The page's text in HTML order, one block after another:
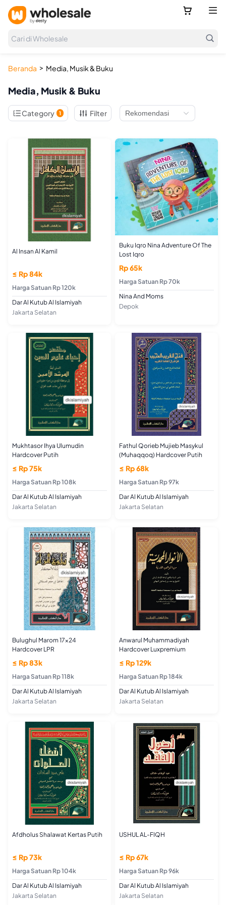
 
Cari di Wholesale 
Beranda > Media, Musik & Buku
Media, Musik & Buku
Category 1 Filter
Al Insan Al Kamil
≤ Rp 84k
Harga Satuan Rp 120k
Dar Al Kutub Al Islamiyah
Jakarta Selatan
Buku Iqro Nina Adventure Of The
Lost Iqro
Rp 65k
Harga Satuan Rp 70k
Nina And Moms
Depok
Mukhtasor Ihya Ulumudin
Hardcover Putih
≤ Rp 75k
Harga Satuan Rp 108k
Dar Al Kutub Al Islamiyah
Jakarta Selatan
Fathul Qorieb Mujieb Masykul
(Muhaqqoq) Hardcover Putih
≤ Rp 68k
Harga Satuan Rp 97k
Dar Al Kutub Al Islamiyah
Jakarta Selatan
Bulughul Marom 17x24
Hardcover LPR
≤ Rp 83k
Harga Satuan Rp 118k
Dar Al Kutub Al Islamiyah
Jakarta Selatan
Anwarul Muhammadiyah
Hardcover Luxpremium
≤ Rp 129k
Harga Satuan Rp 184k
Dar Al Kutub Al Islamiyah
Jakarta Selatan
Afdholus Shalawat Kertas Putih
≤ Rp 73k
Harga Satuan Rp 104k
Dar Al Kutub Al Islamiyah
Jakarta Selatan
USHUL AL-FIQH
≤ Rp 67k
Harga Satuan Rp 96k
Dar Al Kutub Al Islamiyah
Jakarta Selatan